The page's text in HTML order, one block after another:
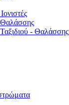
- Θαλάσσης